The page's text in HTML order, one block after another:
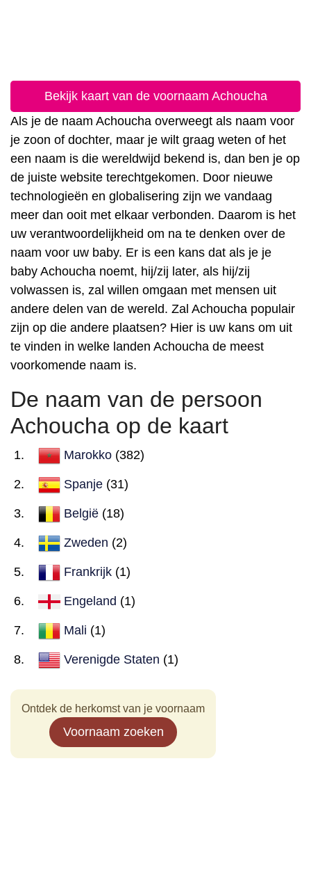
Bekijk kaart van de voornaam Achoucha
Als je de naam Achoucha overweegt als naam voor
je zoon of dochter, maar je wilt graag weten of het
een naam is die wereldwijd bekend is, dan ben je op
de juiste website terechtgekomen. Door nieuwe
technologieën en globalisering zijn we vandaag
meer dan ooit met elkaar verbonden. Daarom is het
uw verantwoordelijkheid om na te denken over de
naam voor uw baby. Er is een kans dat als je je
baby Achoucha noemt, hij/zij later, als hij/zij
volwassen is, zal willen omgaan met mensen uit
andere delen van de wereld. Zal Achoucha populair
zijn op die andere plaatsen? Hier is uw kans om uit
te vinden in welke landen Achoucha de meest
voorkomende naam is.
De naam van de persoon
Achoucha op de kaart
Marokko (382)
Spanje (31)
België (18)
Zweden (2)
Frankrijk (1)
Engeland (1)
Mali (1)
Verenigde Staten (1)
Ontdek de herkomst van je voornaam
Voornaam zoeken